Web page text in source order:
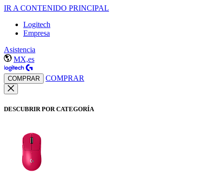
IR A CONTENIDO PRINCIPAL
Logitech
Empresa
Asistencia
MX,es
COMPRAR COMPRAR
DESCUBRIR POR CATEGORÍA